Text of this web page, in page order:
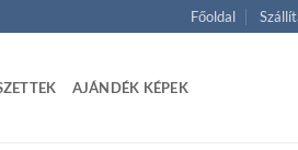
Főoldal
AJÁNDÉK KÉPEK